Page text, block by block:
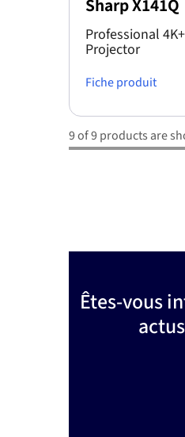
Sharp X141Q
Professional
Projector
Fiche produit
9 of 9 products are
Êtes-vous